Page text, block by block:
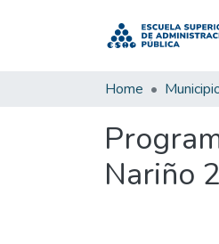
Home
Nariño